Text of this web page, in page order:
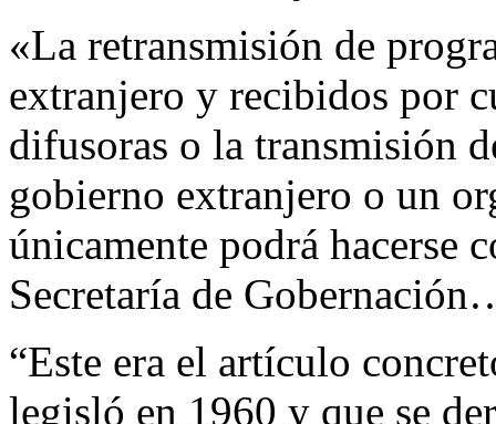
«La retransmisión de
extranjero y recibidos por
difusoras o la transmisión
gobierno extranjero o un
únicamente podrá hacerse
Secretaría de
“Este era el artículo
legisló en 1960 y que se